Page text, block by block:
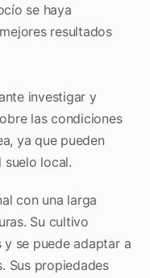
se haya
resultados
investigar y
las condiciones
ya que pueden
suelo local.
con una larga
Su cultivo
se puede adaptar a
Sus propiedades